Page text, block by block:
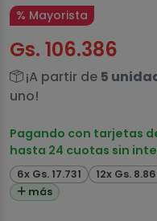
% Mayorista
Gs. 106.386
¡A partir de 5
uno!
Pagando con tarjetas
hasta 24 cuotas sin
6x Gs. 17.731 12x Gs.
más